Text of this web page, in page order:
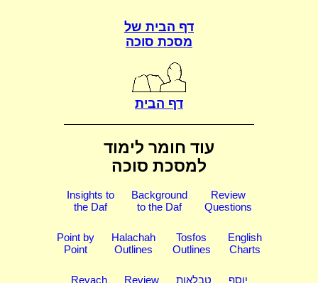
דף הבית של
מסכת סוכה
דף הבית
עוד חומר לימוד
למסכת סוכה
Insights to
the Daf
Background
to the Daf
Review
Questions
Point by
Point
Halachah
Outlines
Tosfos
Outlines
English
Charts
Revach Review טבלאות יוסף